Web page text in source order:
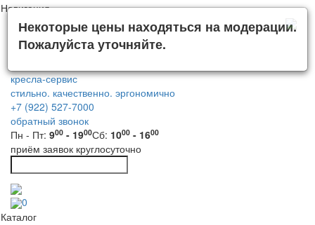
Навигация
кресла-сервис
стильно. качественно. эргономично
+7 (922) 527-7000
обратный звонок
Пн - Пт: 900 - 1900Сб: 1000 - 1600
приём заявок круглосуточно
0
Каталог
Некоторые цены находяться на модерации.
Пожалуйста уточняйте.